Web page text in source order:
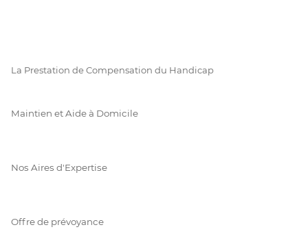
La Prestation de Compensation du Handicap
Maintien et Aide à Domicile
Nos Aires d'Expertise
Offre de prévoyance